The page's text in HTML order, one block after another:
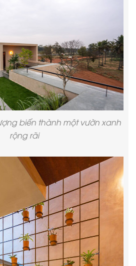
biến thành một vườn xanh
rộng rãi